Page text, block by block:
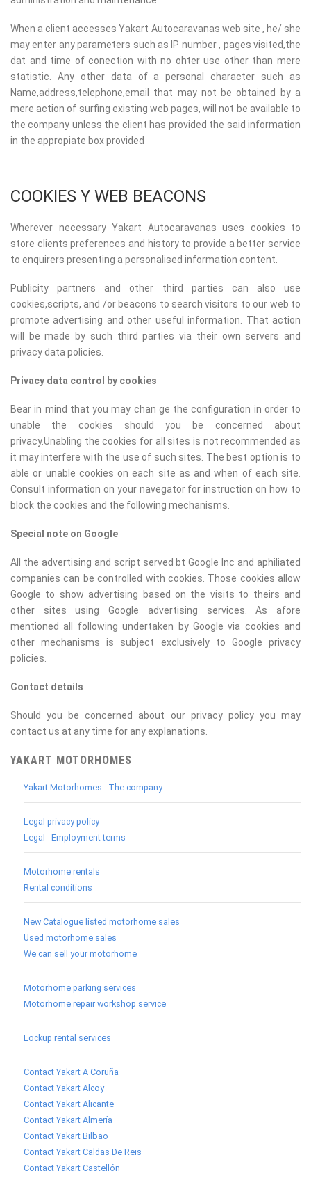
When a client accesses Yakart Autocaravanas web site , he/ she
may enter any parameters such as IP number , pages visited,the
dat and time of conection with no ohter use other than mere
statistic. Any other data of a personal character such as
Name,address,telephone,email that may not be obtained by a
mere action of surfing existing web pages, will not be available to
the company unless the client has provided the said information
in the appropiate box provided
COOKIES Y WEB BEACONS
Wherever necessary Yakart Autocaravanas uses cookies to
store clients preferences and history to provide a better service
to enquirers presenting a personalised information content.
Publicity partners and other third parties can also use
cookies,scripts, and /or beacons to search visitors to our web to
promote advertising and other useful information. That action
will be made by such third parties via their own servers and
privacy data policies.
Privacy data control by cookies
Bear in mind that you may chan ge the configuration in order to
unable the cookies should you be concerned about
privacy.Unabling the cookies for all sites is not recommended as
it may interfere with the use of such sites. The best option is to
able or unable cookies on each site as and when of each site.
Consult information on your navegator for instruction on how to
block the cookies and the following mechanisms.
Special note on Google
All the advertising and script served bt Google Inc and aphiliated
companies can be controlled with cookies. Those cookies allow
Google to show advertising based on the visits to theirs and
other sites using Google advertising services. As afore
mentioned all following undertaken by Google via cookies and
other mechanisms is subject exclusively to Google privacy
policies.
Contact details
Should you be concerned about our privacy policy you may
contact us at any time for any explanations.
YAKART MOTORHOMES
Yakart Motorhomes - The company
Legal privacy policy
Legal - Employment terms
Motorhome rentals
Rental conditions
New Catalogue listed motorhome sales
Used motorhome sales
We can sell your motorhome
Motorhome parking services
Motorhome repair workshop service
Lockup rental services
Contact Yakart A Coruña
Contact Yakart Alcoy
Contact Yakart Alicante
Contact Yakart Almería
Contact Yakart Bilbao
Contact Yakart Caldas De Reis
Contact Yakart Castellón